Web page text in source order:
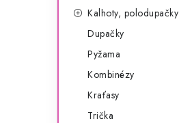
Kalhoty, polodupačky
Dupačky
Pyžama
Kombinézy
Kraťasy
Trička